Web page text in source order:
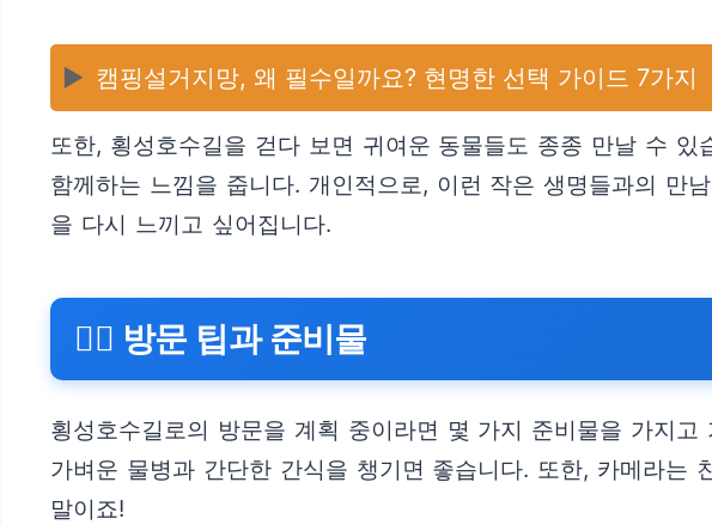
▶️ 캠핑설거지망, 왜 필수일까요? 현명한 선택 가이드 7가지
또한, 횡성호수길을 걷다 보면 귀여운 동물들도 종종 만날 수
함께하는 느낌을 줍니다. 개인적으로, 이런 작은 생명들과의 만
을 다시 느끼고 싶어집니다.
🚶‍♀️ 방문 팁과 준비물
횡성호수길로의 방문을 계획 중이라면 몇 가지 준비물을 가지
가벼운 물병과 간단한 간식을 챙기면 좋습니다. 또한, 카메라는
말이죠!